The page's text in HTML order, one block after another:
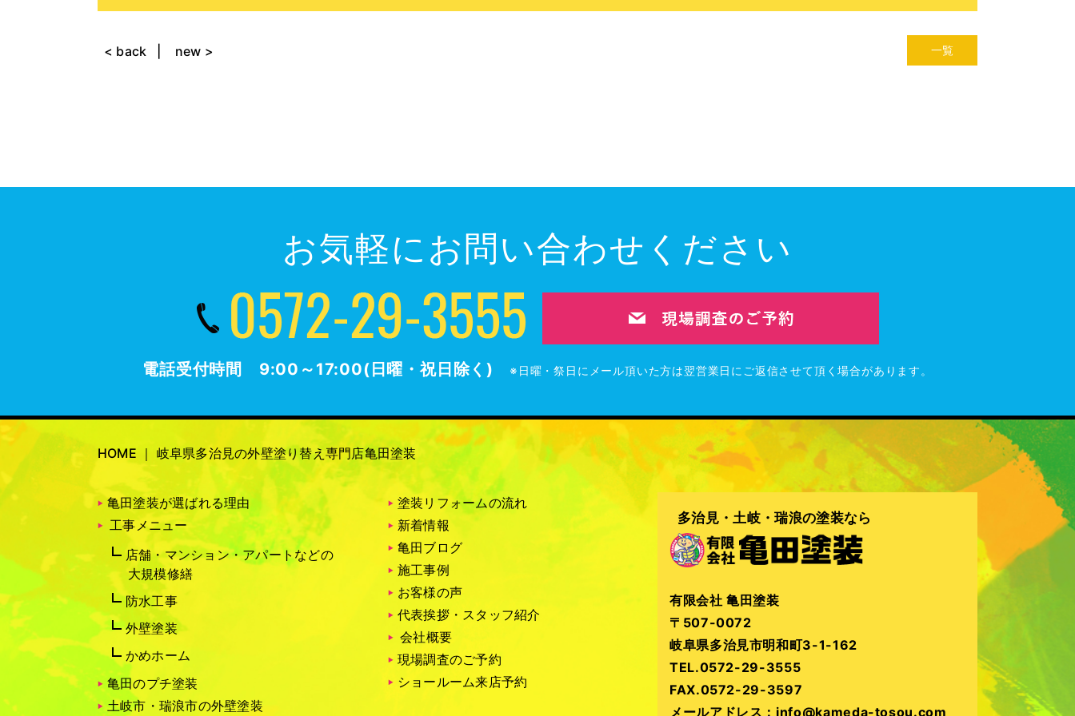
一覧
< back new >
お気軽にお問い合わせください
電話受付時間 9:00～17:00(日曜・祝日除く) ※日曜・祭日にメール頂いた方は翌営業日にご返信させて頂く場合があります。
HOME ｜ 岐阜県多治見の外壁塗り替え専門店亀田塗装
亀田塗装が選ばれる理由
工事メニュー
店舗・マンション・アパートなどの
大規模修繕
防水工事
外壁塗装
かめホーム
亀田のプチ塗装
土岐市・瑞浪市の外壁塗装
塗装リフォームの流れ
新着情報
亀田ブログ
施工事例
お客様の声
代表挨拶・スタッフ紹介
会社概要
現場調査のご予約
ショールーム来店予約
多治見・土岐・瑞浪の塗装なら
有限会社 亀田塗装
〒507-0072
岐阜県多治見市明和町3-1-162
TEL.0572-29-3555
FAX.0572-29-3597
メールアドレス：info@kameda-tosou.com